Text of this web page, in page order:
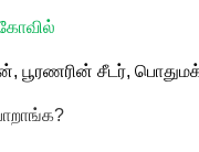
, பூரணரின் சீடர்,
?